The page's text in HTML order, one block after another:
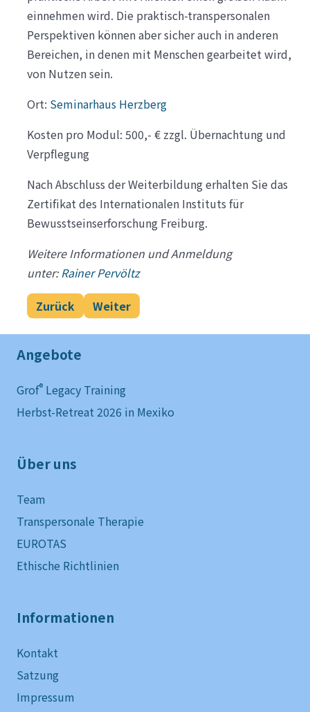
einnehmen wird. Die praktisch-transpersonalen
Perspektiven können aber sicher auch in anderen
Bereichen, in denen mit Menschen gearbeitet wird,
von Nutzen sein.
Ort: Seminarhaus Herzberg
Kosten pro Modul: 500,- € zzgl. Übernachtung und
Verpflegung
Nach Abschluss der Weiterbildung erhalten Sie das
Zertifikat des Internationalen Instituts für
Bewusstseinserforschung Freiburg.
Weitere Informationen und Anmeldung
unter:Rainer Pervöltz
Vorheriger Beitrag: 01-Grof Legacy Training -
Zurück Nächster Beitrag: Zertifikate
Weiter
Angebote
Grof® Legacy Training
Herbst-Retreat 2026 in Mexiko
Über uns
Team
Transpersonale Therapie
EUROTAS
Ethische Richtlinien
Informationen
Kontakt
Satzung
Impressum